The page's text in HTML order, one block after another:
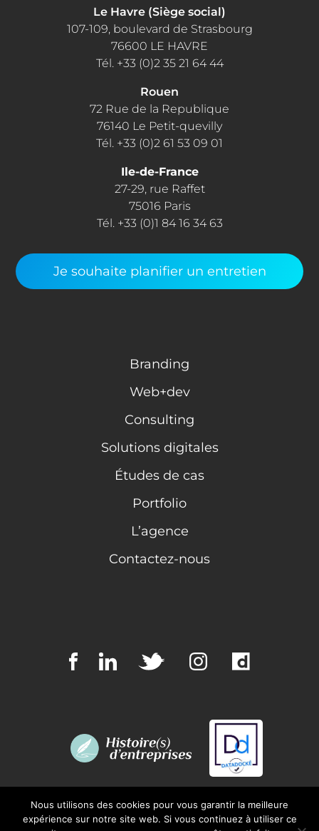
Le Havre (Siège social)
107-109, boulevard de Strasbourg
76600 LE HAVRE
Tél. +33 (0)2 35 21 64 44
Rouen
72 Rue de la Republique
76140 Le Petit-quevilly
Tél. +33 (0)2 61 53 09 01
Ile-de-France
27-29, rue Raffet
75016 Paris
Tél. +33 (0)1 84 16 34 63
Je souhaite planifier un entretien
Branding
Web+dev
Consulting
Solutions digitales
Études de cas
Portfolio
L’agence
Contactez-nous
Nous utilisons des cookies pour vous garantir la meilleure
expérience sur notre site web. Si vous continuez à utiliser ce